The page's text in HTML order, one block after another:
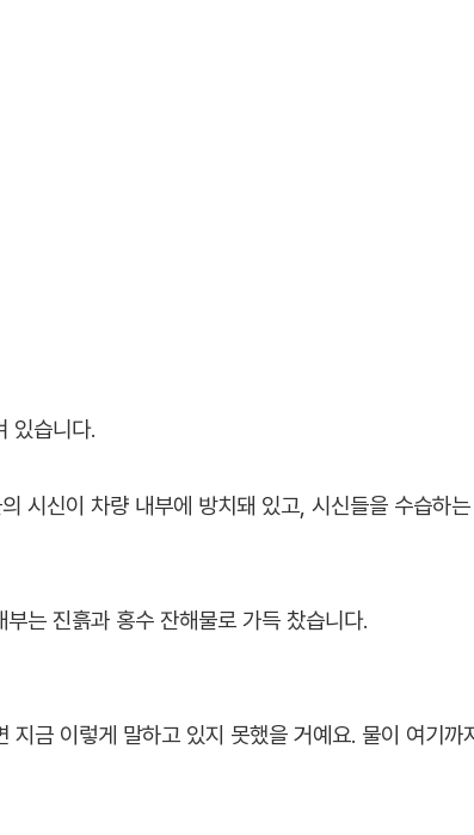
있습니다.
시신이 차량 내부에 방치돼 있고, 시신들을 수습하
는 진흙과 홍수 잔해물로 가득 찼습니다.
지금 이렇게 말하고 있지 못했을 거예요. 물이 여기까